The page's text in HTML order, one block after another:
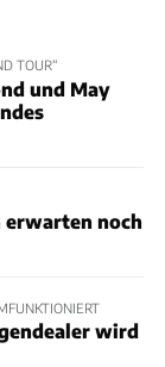
TOUR“
und May
erwarten noch
wird